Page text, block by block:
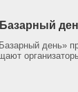
день»